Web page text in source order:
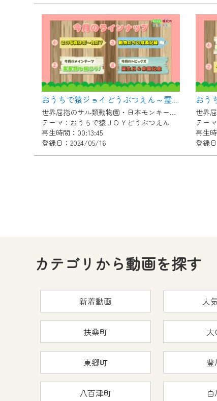
おうちで猿ジョイどうぶつえん～霊長類を描こう～（2024年4月16日初回放送）
世界屈指のサル類動物園・日本モンキーセンター協力の親子で学べる動物番組。
テーマ：おうちで猿ＪＯＹどうぶつえん
再生時間：00:13:45
登録日：2024/05/16
テー
再生
登録
カテゴリから動画を探す
新着動画 人
扶桑町 大
東郷町 豊
八百津町